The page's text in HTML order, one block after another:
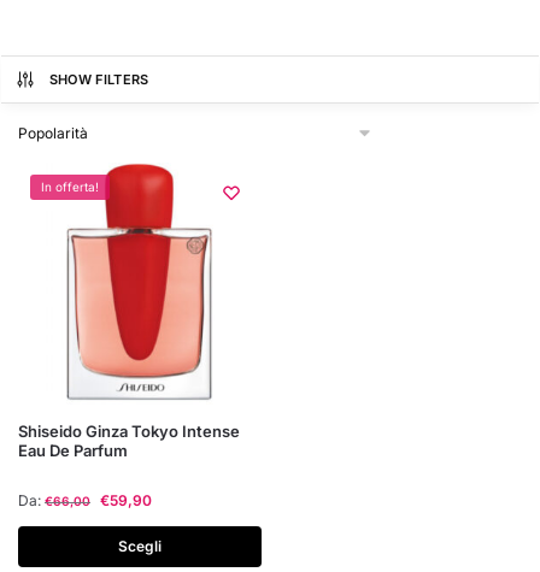
SHOW FILTERS
In offerta!
Shiseido Ginza Tokyo Intense
Eau De Parfum
Da: €66,00 €59,90
Scegli
Questo
prodotto